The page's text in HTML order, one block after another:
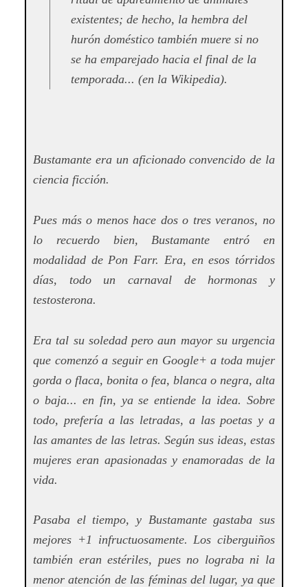
existentes; de hecho, la hembra del
hurón doméstico también muere si no
se ha emparejado hacia el final de la
temporada... (en la Wikipedia).
Bustamante era un aficionado convencido de la
ciencia ficción.
Pues más o menos hace dos o tres veranos, no
lo recuerdo bien, Bustamante entró en
modalidad de Pon Farr. Era, en esos tórridos
días, todo un carnaval de hormonas y
testosterona.
Era tal su soledad pero aun mayor su urgencia
que comenzó a seguir en Google+ a toda mujer
gorda o flaca, bonita o fea, blanca o negra, alta
o baja... en fin, ya se entiende la idea. Sobre
todo, prefería a las letradas, a las poetas y a
las amantes de las letras. Según sus ideas, estas
mujeres eran apasionadas y enamoradas de la
vida.
Pasaba el tiempo, y Bustamante gastaba sus
mejores +1 infructuosamente. Los ciberguiños
también eran estériles, pues no lograba ni la
menor atención de las féminas del lugar, ya que